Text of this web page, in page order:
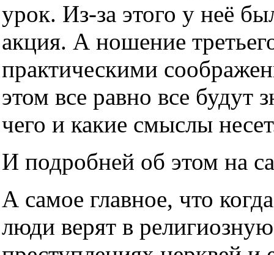
урок. Из-за этого у неё
акция. А ношение
практическими
этом все равно все будут
чего и какие смыслы
И подробней об этом на
А самое главное, что
люди верят в